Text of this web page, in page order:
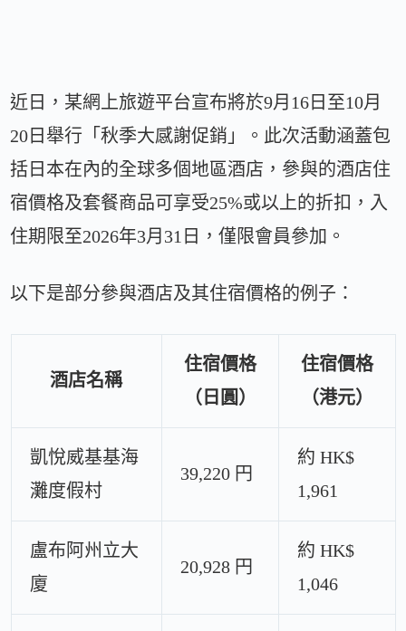
近日，某網上旅遊平台宣布將於9月16日至10月
20日舉行「秋季大感謝促銷」。此次活動涵蓋包
括日本在內的全球多個地區酒店，參與的酒店住
宿價格及套餐商品可享受25%或以上的折扣，入
住期限至2026年3月31日，僅限會員參加。
以下是部分參與酒店及其住宿價格的例子：
酒店名稱
住宿價格
（日圓）
住宿價格
（港元）
凱悅威基基海
灘度假村
39,220 円
約 HK$
1,961
盧布阿州立大
廈
20,928 円
約 HK$
1,046